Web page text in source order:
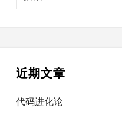
索：
近期文章
代码进化论